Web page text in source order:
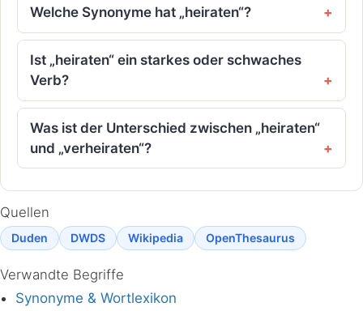
Welche Synonyme hat „heiraten“?
Ist „heiraten“ ein starkes oder schwaches
Verb?
Was ist der Unterschied zwischen „heiraten“
und „verheiraten“?
Quellen
Duden DWDS Wikipedia OpenThesaurus
Verwandte Begriffe
Synonyme & Wortlexikon